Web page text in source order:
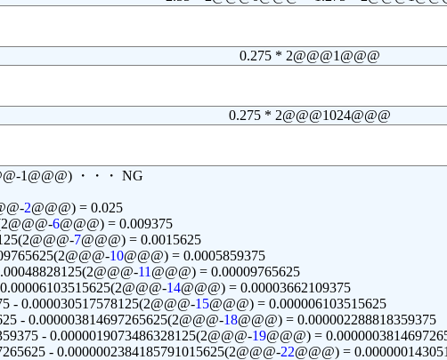
0.275 * 2@@@1@@@
0.275 * 2@@@1024@@@
1@@@) ・・・ NG
2@@@) = 0.025
6@@@) = 0.009375
7@@@) = 0.0015625
10@@@) = 0.0005859375
11 @@@) = 0.00009765625
14@@@) = 0.00003662109375
- 0.000030517578125(2@@@-15@@@) = 0.000006103515625
- 0.000003814697265625(2@@@-18@@@) = 0.000002288818359375
- 0.0000019073486328125(2@@@-19@@@) =
- 0.0000002384185791015625(2@@@-22@@@) =